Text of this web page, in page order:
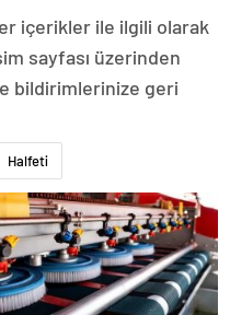
içerikler ile ilgili olarak
sayfası üzerinden
bildirimlerinize geri
Halfeti